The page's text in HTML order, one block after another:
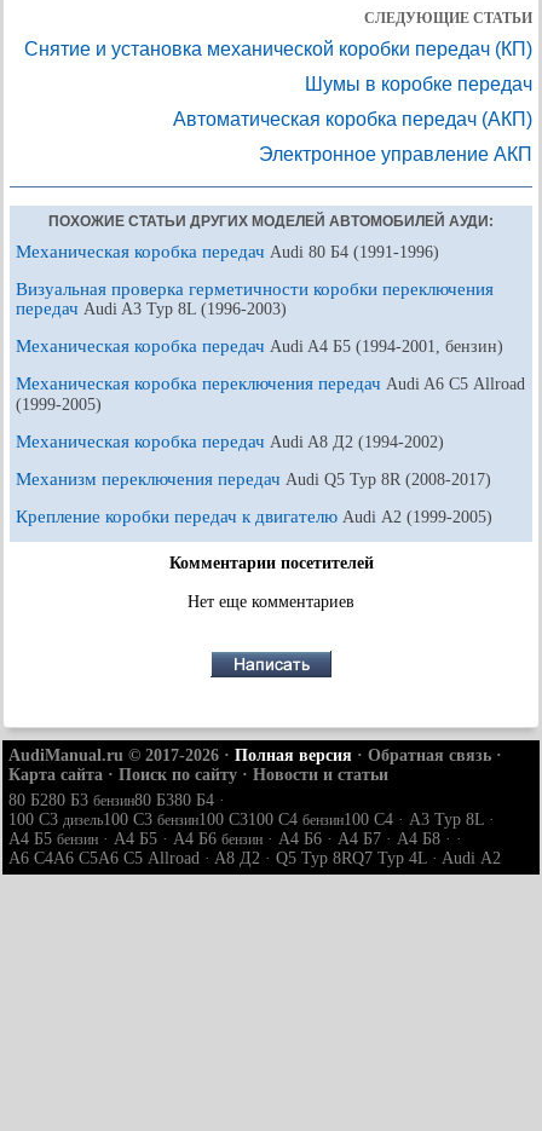
СЛЕДУЮЩИЕ СТАТЬИ
Снятие и установка механической коробки передач (КП)
Шумы в коробке передач
Автоматическая коробка передач (АКП)
Электронное управление АКП
ПОХОЖИЕ СТАТЬИ ДРУГИХ МОДЕЛЕЙ АВТОМОБИЛЕЙ АУДИ:
Механическая коробка передач Audi 80 Б4 (1991-1996)
Визуальная проверка герметичности коробки переключения
передач Audi A3 Typ 8L (1996-2003)
Механическая коробка передач Audi A4 Б5 (1994-2001, бензин)
Механическая коробка переключения передач Audi A6 С5 Allroad
(1999-2005)
Механическая коробка передач Audi A8 Д2 (1994-2002)
Механизм переключения передач Audi Q5 Typ 8R (2008-2017)
Крепление коробки передач к двигателю Audi А2 (1999-2005)
Комментарии посетителей
Нет еще комментариев
AudiManual.ru © 2017-2026 · Полная версия · Обратная связь ·
Карта сайта · Поиск по сайту · Новости и статьи
80 Б280 Б3 бензин80 Б380 Б4 ·
100 С3 дизель100 С3 бензин100 С3100 С4 бензин100 С4 · A3 Typ 8L ·
A4 Б5 бензин · A4 Б5 · A4 Б6 бензин · A4 Б6 · A4 Б7 · A4 Б8 · ·
A6 С4A6 С5A6 С5 Allroad · A8 Д2 · Q5 Typ 8RQ7 Typ 4L · Audi А2